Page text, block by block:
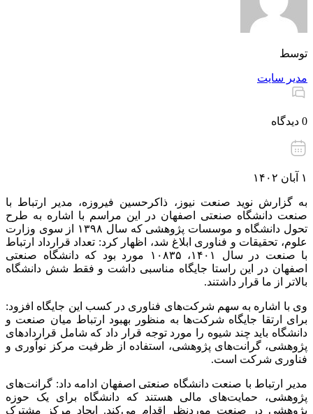
توسط
مدیر سایت
0 دیدگاه
۱ آبان ۱۴۰۲
به گزارش نوید صنعت نیوز، ذاکرحسین فیروزه، مدیر ارتباط با
صنعت دانشگاه صنعتی اصفهان در این مراسم با اشاره به طرح
تحول دانشگاه و موسسات پژوهشی که سال ۱۳۹۸ از سوی وزارت
علوم، تحقیقات و فناوری ابلاغ شد، اظهار کرد: تعداد قرارداد ارتباط
با صنعت در سال ۱۴٠۱، ۱٠۸۳۵ مورد بود که دانشگاه صنعتی
اصفهان در این راستا جایگاه مناسبی داشت و فقط شش دانشگاه
بالاتر از ما قرار داشتند.
وی با اشاره به سهم شرکت‌های فناوری در کسب این جایگاه افزود:
برای ارتقا جایگاه شرکت‌ها به منظور بهبود ارتباط میان صنعت و
دانشگاه باید چند شیوه را مورد توجه قرار داد که شامل قراردادهای
پژوهشی، گرانت‌های پژوهشی، استفاده از ظرفیت مرکز نوآوری و
فناوری شرکت است.
مدیر ارتباط با صنعت دانشگاه صنعتی اصفهان ادامه داد: گرانت‌های
پژوهشی، حمایت‌های مالی هستند که دانشگاه برای یک حوزه
پژوهشی در صنعت موردنظر اقدام می‌کند. ایجاد مرکز مشترک